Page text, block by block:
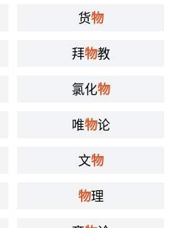
货物
拜物教
氯化物
唯物论
文物
物理